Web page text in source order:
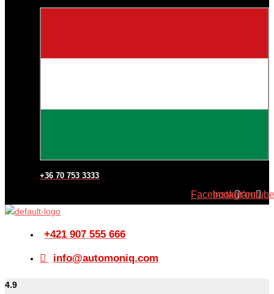
+36 70 753 3333
FacebookInstagramYoutube
+421 907 555 666
info@automoniq.com
4.9